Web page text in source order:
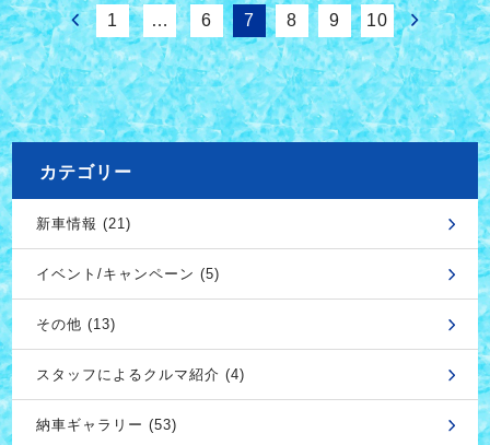
1 … 6 7 8 9 10
カテゴリー
新車情報 (21)
イベント/キャンペーン (5)
その他 (13)
スタッフによるクルマ紹介 (4)
納車ギャラリー (53)